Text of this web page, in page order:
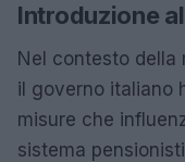
Introduzione
Nel contesto della
il governo italiano
misure che
sistema